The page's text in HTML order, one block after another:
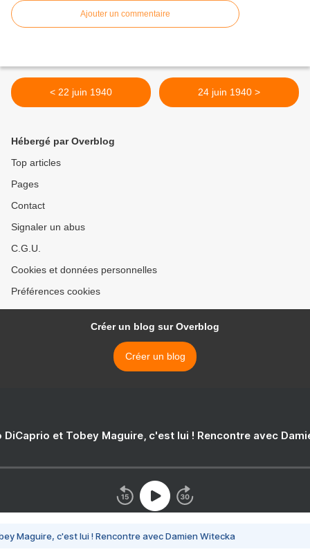
Ajouter un commentaire
< 22 juin 1940 24 juin 1940 >
Hébergé par Overblog
Top articles
Pages
Contact
Signaler un abus
C.G.U.
Cookies et données personnelles
Préférences cookies
Créer un blog sur Overblog
Créer un blog
DiCaprio et Tobey Maguire, c'est lui ! Rencontre avec
Maguire, c'est lui ! Rencontre avec Damien Witecka